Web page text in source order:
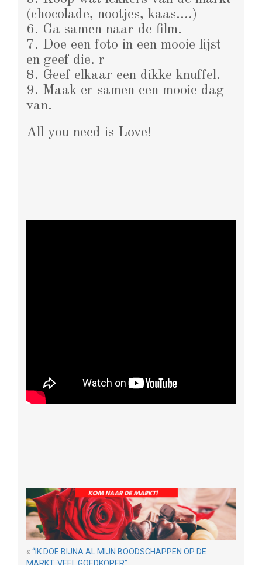
(chocolade, nootjes, kaas….)
6. Ga samen naar de film.
7. Doe een foto in een mooie lijst
en geef die. r
8. Geef elkaar een dikke knuffel.
9. Maak er samen een mooie dag
van.
All you need is Love!
« “IK DOE BIJNA AL MIJN BOODSCHAPPEN OP DE